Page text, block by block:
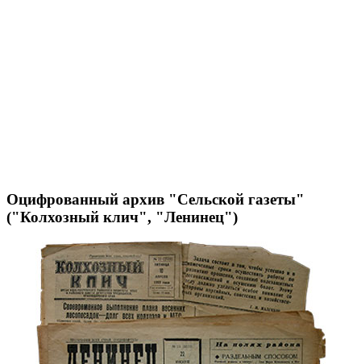
Оцифрованный архив "Сельской газеты"
("Колхозный клич", "Ленинец")